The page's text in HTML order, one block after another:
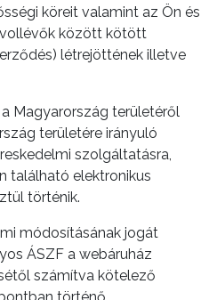
köreit valamint az Ön és
között kötött
létrejöttének illetve
Magyarország területéről
területére irányuló
szolgáltatásra,
található elektronikus
történik.
módosításának jogát
ÁSZF a webáruház
számítva kötelező